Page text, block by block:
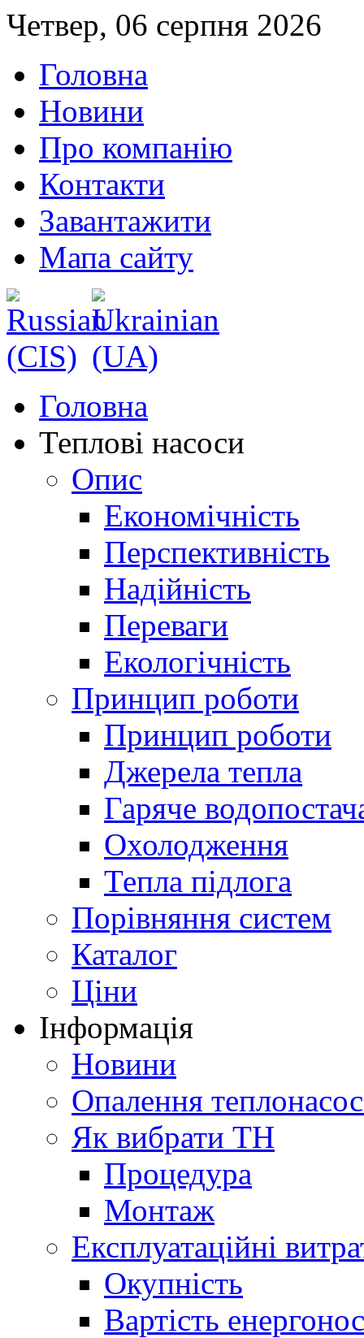
Четвер, 06 серпня 2026
Головна
Новини
Про компанію
Контакти
Завантажити
Мапа сайту
Головна
Теплові насоси
Опис
Економічність
Перспективність
Надійність
Переваги
Екологічність
Принцип роботи
Принцип роботи
Джерела тепла
Гаряче
Охолодження
Тепла підлога
Порівняння систем
Каталог
Ціни
Інформація
Новини
Опалення
Як вибрати ТН
Процедура
Монтаж
Експлуатаційні
Окупність
Вартість